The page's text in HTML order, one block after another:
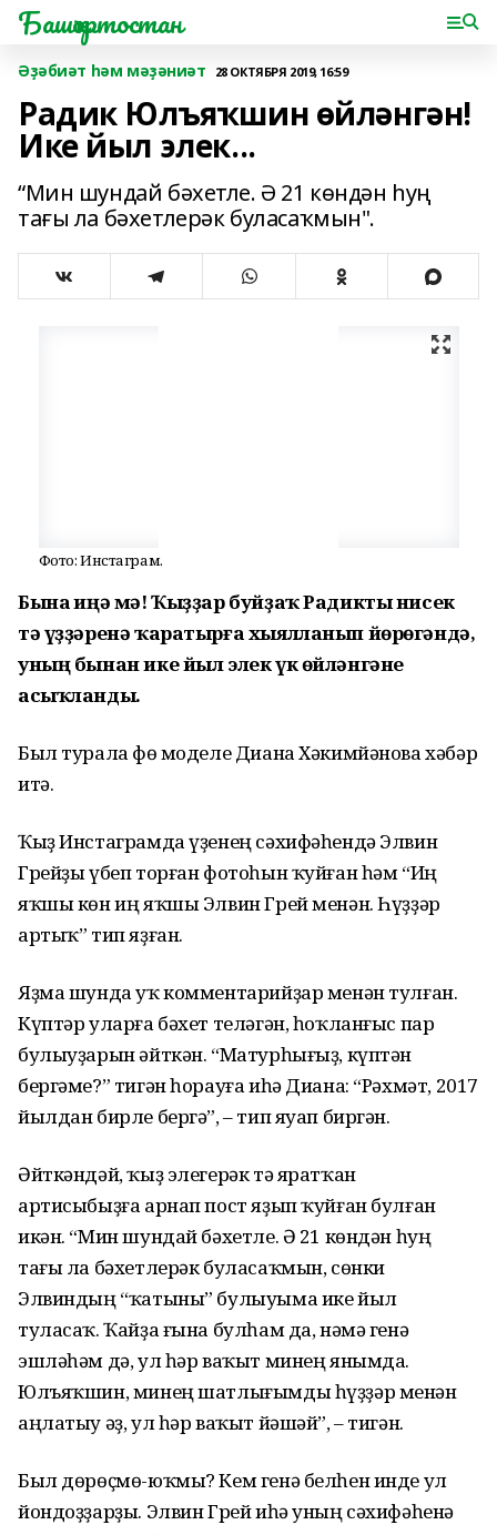
Башҡортостан
Әҙәбиәт һәм мәҙәниәт 28 ОКТЯБРЯ 2019, 16:59
Радик Юлъяҡшин өйләнгән!
Ике йыл элек...
“Мин шундай бәхетле. Ә 21 көндән һуң
тағы ла бәхетлерәк буласаҡмын".
Фото: Инстаграм.
Бына һиңә мә! Ҡыҙҙар буйҙаҡ Радикты нисек
тә үҙҙәренә ҡаратырға хыялланып йөрөгәндә,
уның бынан ике йыл элек үк өйләнгәне
асыҡланды.
Был турала Өфө моделе Диана Хәкимйәнова хәбәр
итә.
Ҡыҙ Инстаграмда үҙенең сәхифәһендә Элвин
Грейҙы үбеп торған фотоһын ҡуйған һәм “Иң
яҡшы көн иң яҡшы Элвин Грей менән. Һүҙҙәр
артыҡ” тип яҙған.
Яҙма шунда уҡ комментарийҙар менән тулған.
Күптәр уларға бәхет теләгән, һоҡланғыс пар
булыуҙарын әйткән. “Матурһығыҙ, күптән
бергәме?” тигән һорауға иһә Диана: “Рәхмәт, 2017
йылдан бирле бергә”, – тип яуап биргән.
Әйткәндәй, ҡыҙ элегерәк тә яратҡан
артисыбыҙға арнап пост яҙып ҡуйған булған
икән. “Мин шундай бәхетле. Ә 21 көндән һуң
тағы ла бәхетлерәк буласаҡмын, сөнки
Элвиндың “ҡатыны” булыуыма ике йыл
туласаҡ. Ҡайҙа ғына булһам да, нәмә генә
эшләһәм дә, ул һәр ваҡыт минең янымда.
Юлъяҡшин, минең шатлығымды һүҙҙәр менән
аңлатыу әҙ, ул һәр ваҡыт йәшәй”, – тигән.
Был дөрөҫмө-юҡмы? Кем генә белһен инде ул
йондоҙҙарҙы. Элвин Грей иһә уның сәхифәһенә